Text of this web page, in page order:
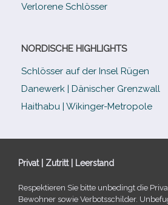
Verlorene Schlösser
NORDISCHE HIGHLIGHTS
Schlösser auf der Insel Rügen
Danewerk | Dänischer Grenzwall
Haithabu | Wikinger-Metropole
Privat | Zutritt | Leerstand
Respektieren Sie bitte unbe­dingt die
Bewohner sowie Verbotsschilder.